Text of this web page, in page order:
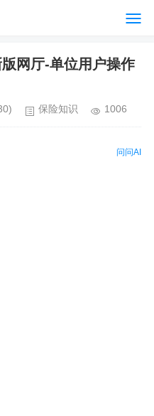
网厅-单位用户操作
保险知识 1006
问问AI